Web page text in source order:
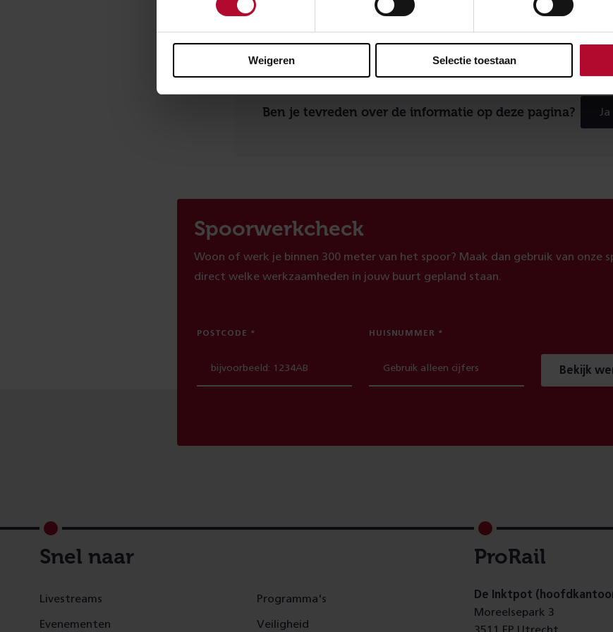
Weigeren Selectie toestaan
Ben je tevreden over de informatie op deze pagina? Ja
Spoorwerkcheck
Woon of werk je binnen 300 meter van het spoor? Maak dan gebruik van onze
direct welke werkzaamheden in jouw buurt gepland staan.
POSTCODE HUISNUMMER
Bekijk
Footer
Snel naar
Livestreams
Evenementen
Programma's
Veiligheid
ProRail
De Inktpot
Moreelsepark 3